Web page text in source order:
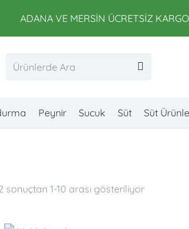
ADANA VE MERSİN ÜCRETSİZ
Peynir Sucuk Süt Süt
sonuçtan 1-10 arası gösteriliyor